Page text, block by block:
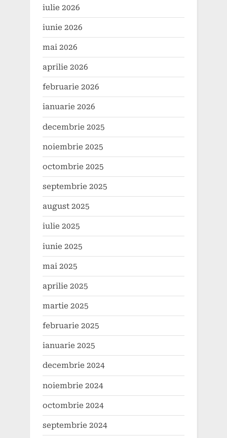
iulie 2026
iunie 2026
mai 2026
aprilie 2026
februarie 2026
ianuarie 2026
decembrie 2025
noiembrie 2025
octombrie 2025
septembrie 2025
august 2025
iulie 2025
iunie 2025
mai 2025
aprilie 2025
martie 2025
februarie 2025
ianuarie 2025
decembrie 2024
noiembrie 2024
octombrie 2024
septembrie 2024